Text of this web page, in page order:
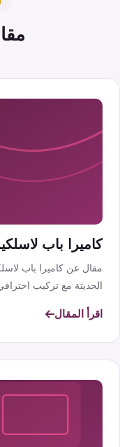
كاميرا باب لاسلكية
مقال عن كاميرا باب
الحديثة مع تركيب
اقرأ المقال